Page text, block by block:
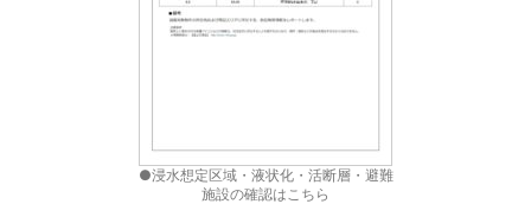
●浸水想定区域・液状化・活断層・避難
施設の確認はこちら